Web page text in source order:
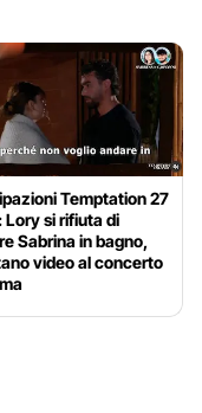
Temptation 27
Lory si rifiuta di
Sabrina in bagno,
video al concerto